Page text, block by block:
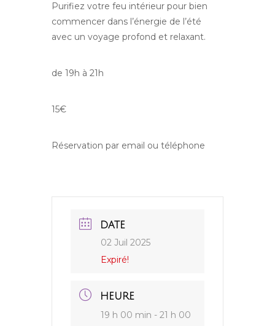
Purifiez votre feu intérieur pour bien
commencer dans l’énergie de l’été
avec un voyage profond et relaxant.
de 19h à 21h
15€
Réservation par email ou téléphone
DATE
02 Juil 2025
Expiré!
HEURE
19 h 00 min - 21 h 00